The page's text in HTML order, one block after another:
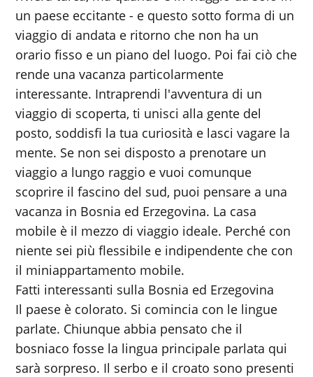
un paese eccitante - e questo sotto forma di un
viaggio di andata e ritorno che non ha un
orario fisso e un piano del luogo. Poi fai ciò che
rende una vacanza particolarmente
interessante. Intraprendi l'avventura di un
viaggio di scoperta, ti unisci alla gente del
posto, soddisfi la tua curiosità e lasci vagare la
mente. Se non sei disposto a prenotare un
viaggio a lungo raggio e vuoi comunque
scoprire il fascino del sud, puoi pensare a una
vacanza in Bosnia ed Erzegovina. La casa
mobile è il mezzo di viaggio ideale. Perché con
niente sei più flessibile e indipendente che con
il miniappartamento mobile.
Fatti interessanti sulla Bosnia ed Erzegovina
Il paese è colorato. Si comincia con le lingue
parlate. Chiunque abbia pensato che il
bosniaco fosse la lingua principale parlata qui
sarà sorpreso. Il serbo e il croato sono presenti